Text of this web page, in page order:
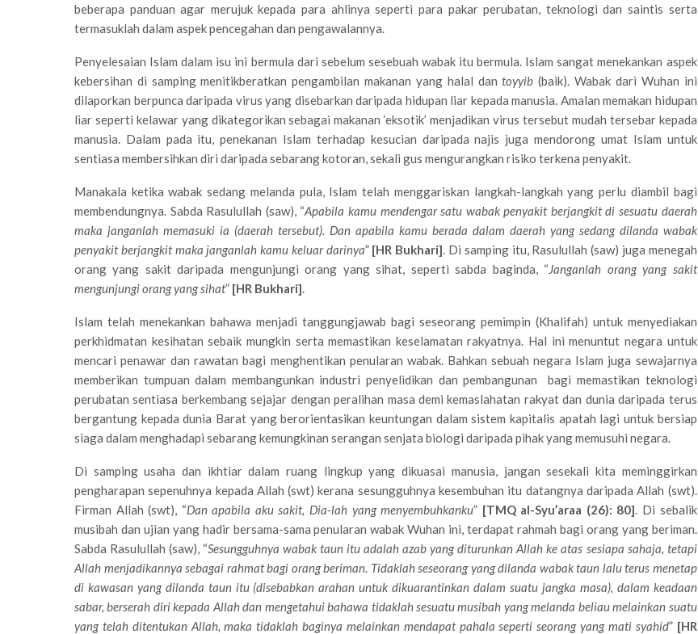
beberapa panduan agar merujuk kepada para ahlinya seperti para pakar perubatan, teknologi dan saintis serta
termasuklah dalam aspek pencegahan dan pengawalannya.
Penyelesaian Islam dalam isu ini bermula dari sebelum sesebuah wabak itu bermula. Islam sangat menekankan aspek
kebersihan di samping menitikberatkan pengambilan makanan yang halal dantoyyib(baik). Wabak dari Wuhan ini
dilaporkan berpunca daripada virus yang disebarkan daripada hidupan liar kepada manusia. Amalan memakan hidupan
liar seperti kelawar yang dikategorikan sebagai makanan ‘eksotik’ menjadikan virus tersebut mudah tersebar kepada
manusia. Dalam pada itu, penekanan Islam terhadap kesucian daripada najis juga mendorong umat Islam untuk
sentiasa membersihkan diri daripada sebarang kotoran, sekali gus mengurangkan risiko terkena penyakit.
Manakala ketika wabak sedang melanda pula, Islam telah menggariskan langkah-langkah yang perlu diambil bagi
membendungnya. Sabda Rasulullah (saw), “Apabila kamu mendengar satu wabak penyakit berjangkit di sesuatu daerah
maka janganlah memasuki ia (daerah tersebut). Dan apabila kamu berada dalam daerah yang sedang dilanda wabak
penyakit berjangkit maka janganlah kamu keluar darinya” [HR Bukhari]. Di samping itu, Rasulullah (saw) juga menegah
orang yang sakit daripada mengunjungi orang yang sihat, seperti sabda baginda, “Janganlah orang yang sakit
mengunjungi orang yang sihat” [HR Bukhari].
Islam telah menekankan bahawa menjadi tanggungjawab bagi seseorang pemimpin (Khalifah) untuk menyediakan
perkhidmatan kesihatan sebaik mungkin serta memastikan keselamatan rakyatnya. Hal ini menuntut negara untuk
mencari penawar dan rawatan bagi menghentikan penularan wabak. Bahkan sebuah negara Islam juga sewajarnya
memberikan tumpuan dalam membangunkan industri penyelidikan dan pembangunan bagi memastikan teknologi
perubatan sentiasa berkembang sejajar dengan peralihan masa demi kemaslahatan rakyat dan dunia daripada terus
bergantung kepada dunia Barat yang berorientasikan keuntungan dalam sistem kapitalis apatah lagi untuk bersiap
siaga dalam menghadapi sebarang kemungkinan serangan senjata biologi daripada pihak yang memusuhi negara.
Di samping usaha dan ikhtiar dalam ruang lingkup yang dikuasai manusia, jangan sesekali kita meminggirkan
pengharapan sepenuhnya kepada Allah (swt) kerana sesungguhnya kesembuhan itu datangnya daripada Allah (swt).
Firman Allah (swt), “Dan apabila aku sakit, Dia-lah yang menyembuhkanku” [TMQ al-Syu’araa (26): 80]. Di sebalik
musibah dan ujian yang hadir bersama-sama penularan wabak Wuhan ini, terdapat rahmah bagi orang yang beriman.
Sabda Rasulullah (saw), “Sesungguhnya wabak taun itu adalah azab yang diturunkan Allah ke atas sesiapa sahaja, tetapi
Allah menjadikannya sebagai rahmat bagi orang beriman. Tidaklah seseorang yang dilanda wabak taun lalu terus menetap
di kawasan yang dilanda taun itu (disebabkan arahan untuk dikuarantinkan dalam suatu jangka masa), dalam keadaan
sabar, berserah diri kepada Allah dan mengetahui bahawa tidaklah sesuatu musibah yang melanda beliau melainkan suatu
yang telah ditentukan Allah, maka tidaklah baginya melainkan mendapat pahala seperti seorang yang mati syahid” [HR